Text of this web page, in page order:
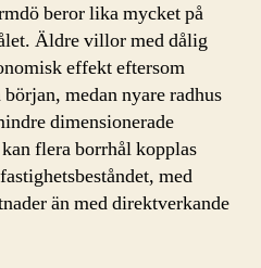
beror lika mycket på
Äldre villor med dålig
effekt eftersom
medan nyare radhus
dimensionerade
flera borrhål kopplas
med
än med direktverkande